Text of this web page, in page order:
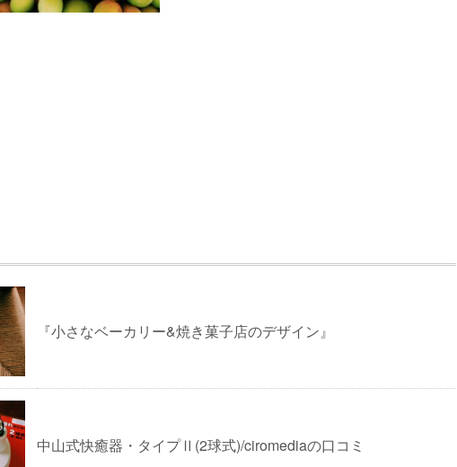
『小さなベーカリー&焼き菓子店のデザイン』
中山式快癒器・タイプⅡ(2球式)/ciromediaの口コミ